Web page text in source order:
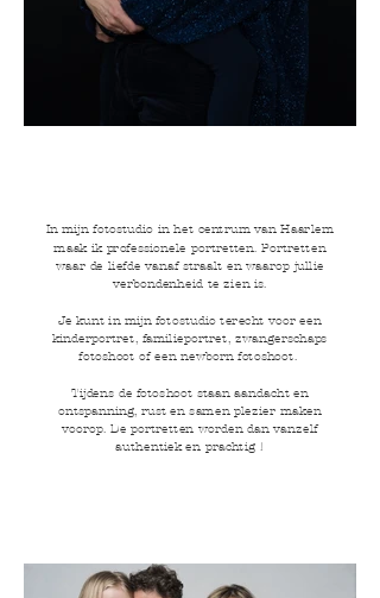
In mijn fotostudio in het centrum van Haarlem
maak ik professionele portretten. Portretten
waar de liefde vanaf straalt en waarop jullie
verbondenheid te zien is.
Je kunt in mijn fotostudio terecht voor een
kinderportret, familieportret, zwangerschaps
fotoshoot of een newborn fotoshoot.
Tijdens de fotoshoot staan aandacht en
ontspanning, rust en samen plezier maken
voorop. De portretten worden dan vanzelf
authentiek en prachtig !